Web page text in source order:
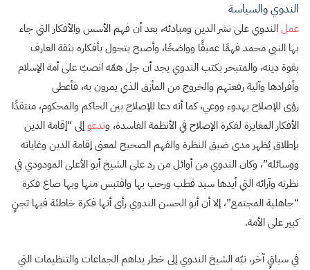
الندوي والسياسة
عملالندوي على نشر الدين ومبادئه، بعد أن فهم الأسس والأفكار التي جاء
بها النبي محمد فهمًا عميقًا وواضحًا، وأصبح يتجول بأفكاره بثقة العارف
بقوة دينه، والمتبحر بكتب الندوي يجد أن جل همّه انصبّ على أمة الإسلام
وأفرادها وآلية رفعتهم والخروج من المأزق الذي يمرون به، فأعطى
رؤى للإصلاح بهدوء ووعي، كما أنه دعا للإصلاح بين الحاكم والمحكوم، منتقدًا
الأفكار المغايرة لفكرة الإصلاح في الأنظمة الفاسدة، وتدعوإلى “إقامة الدين
بإطلاق يُظهر مدى ضيق النظرة والفهم الصحيح لمعنى إقامة الدين وغاياته
ووسائله”، وكان الندوي من أوائل من رد على الشيخ أبو الأعلى المودودي في
نظرته وآرائه التي أيدها سيد قطب ورحب بها واقتبس منها وبها صاغ فكرة
“جاهلية المجتمع”، إلا أن أبو الحسن الندوي رأى أنها فكرة خاطئة فيها تجنٍ
كبير على الأمة.
في سياقٍ آخر، نبّه الشيخ الندوي إلى خطر يداهم الجماعات والتنظيمات التي